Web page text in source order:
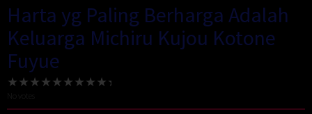
Harta yg Paling Berharga Adalah
Keluarga Michiru Kujou Kotone
Fuyue